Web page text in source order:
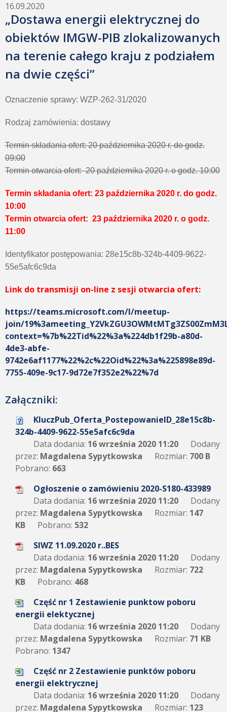
16.09.2020
„Dostawa energii elektrycznej do
obiektów IMGW-PIB zlokalizowanych
na terenie całego kraju z podziałem
na dwie części”
Oznaczenie sprawy: WZP-262-31/2020
Rodzaj zamówienia: dostawy
Termin składania ofert: 20 października 2020 r. do godz.
09:00
Termin otwarcia ofert: 20 października 2020 r. o godz. 10:00
Termin składania ofert: 23 października 2020 r. do godz.
10:00
Termin otwarcia ofert: 23 października 2020 r. o godz.
11:00
Identyfikator postępowania: 28e15c8b-324b-4409-9622-
55e5afc6c9da
Link do transmisji on-line z sesji otwarcia ofert:
https://teams.microsoft.com/l/meetup-
join/
context=%7b%22Tid%22%3a%224db1f29b-a80d-
4de3-abfe-
9742e6af1177%22%2c%22Oid%22%3a%225898e89d-
7755-409e-9c17-9d72e7f352e2%22%7d
Załączniki:
KluczPub_Oferta_PostepowanieID_28e15c8b-
324b-4409-9622-55e5afc6c9da
Data dodania: 16 września 2020 11:20
Dodany
przez: Magdalena Sypytkowska Rozmiar: 700 B
Pobrano: 663
Ogłoszenie o zamówieniu 2020-S180-433989
Data dodania: 16 września 2020 11:20
Dodany
przez: Magdalena Sypytkowska Rozmiar: 147
KB
Pobrano: 532
SIWZ 11.09.2020 r..BES
Data dodania: 16 września 2020 11:20
Dodany
przez: Magdalena Sypytkowska Rozmiar: 722
KB
Pobrano: 468
Część nr 1 Zestawienie punktow poboru
energii elektycznej
Data dodania: 16 września 2020 11:20
Dodany
przez: Magdalena Sypytkowska Rozmiar: 71 KB
Pobrano: 1347
Część nr 2 Zestawienie punktów poboru
energii elektrycznej
Data dodania: 16 września 2020 11:20
Dodany
przez: Magdalena Sypytkowska Rozmiar: 123